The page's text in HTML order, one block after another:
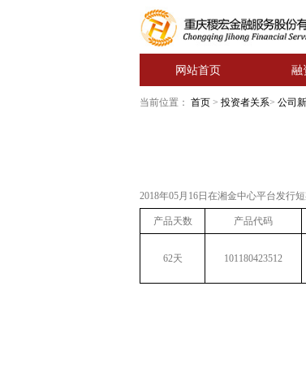
网站首页 融
当前位置： 首页 > 投资者关系> 公司
2018年05月16日在湘金中心平台发行
产品天数 产品代码
62天 101180423512